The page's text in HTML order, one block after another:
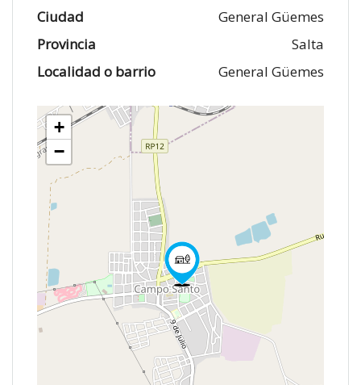
Ciudad
General Güemes
Provincia
Salta
Localidad o barrio
General Güemes
+
−